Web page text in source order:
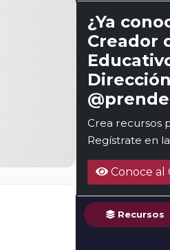
¿Ya
Creador
Crea recursos
Regístrate en
Conoce al
Recursos